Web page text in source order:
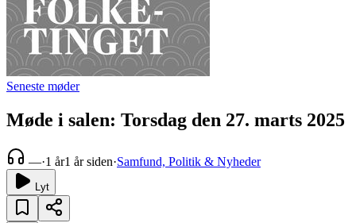
Seneste møder
Møde i salen: Torsdag den 27. marts 2025
—·1 år1 år siden·Samfund, Politik & Nyheder
Lyt